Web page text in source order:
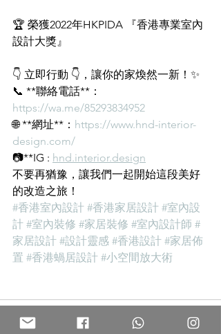
🏆 榮獲2022年HKPIDA 『香港專業室內
設計大獎』
👇 立即行動 👇，讓你的家煥然一新！✨
📞 **聯絡電話**：
https://wa.me/85293834952
🌐 **網址**： https://www.hnd-interior-
design.com/
📷**IG : hnd.interior.design
不要再猶豫，讓我們一起開始這段美好
的改造之旅！
#香港室內設計 #香港家居設計 #室內設
計 #室內裝修 #家居裝修 #室內設計師 #
家居設計 #設計靈感 #香港設計 #家居佈
置 #香港蝸居設計 #小空間放大術